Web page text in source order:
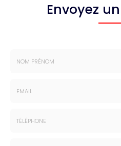
Envoyez